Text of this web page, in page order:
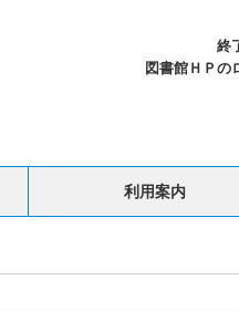
終
図書館ＨＰの
利用案内